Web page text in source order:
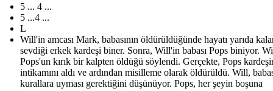
5 ... 4 ...
5 ...4 ...
L
Will'in amcası Mark, babasının öldürüldüğünde hayatı yarıda
sevdiği erkek kardeşi biner. Sonra, Will'in babası Pops biniyor.
Pops'un kırık bir kalpten öldüğü söylendi. Gerçekte, Pops
intikamını aldı ve ardından misilleme olarak öldürüldü. Will,
kurallara uyması gerektiğini düşünüyor. Pops, her şeyin boşuna